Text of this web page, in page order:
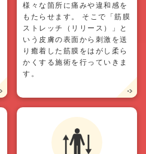
様々な箇所に痛みや違和感を
もたらせます。 そこで「筋膜
ストレッチ（リリース）」と
いう皮膚の表面から刺激を送
り癒着した筋膜をはがし柔ら
かくする施術を行っていきま
す。